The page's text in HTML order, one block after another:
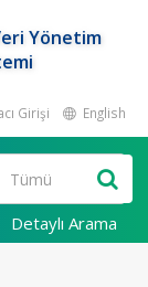
Yönetim
Girişi English
Detaylı Arama